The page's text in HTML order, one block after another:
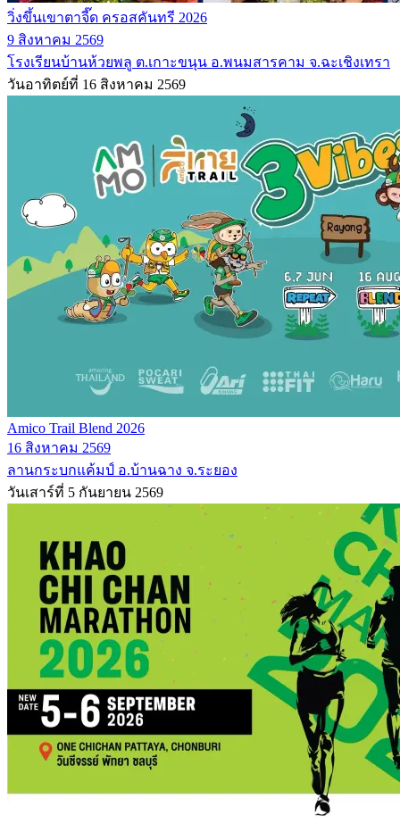
วิ่งขึ้นเขาตาจี๊ด ครอสคันทรี 2026
9 สิงหาคม 2569
โรงเรียนบ้านห้วยพลู ต.เกาะขนุน อ.พนมสารคาม จ.ฉะเชิงเทรา
วันอาทิตย์ที่ 16 สิงหาคม 2569
Amico Trail Blend 2026
16 สิงหาคม 2569
ลานกระบกแค้มป์ อ.บ้านฉาง จ.ระยอง
วันเสาร์ที่ 5 กันยายน 2569